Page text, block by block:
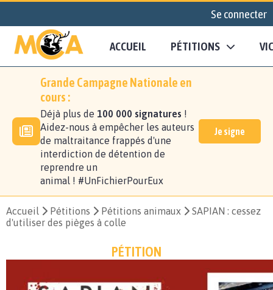
Se connecter
ACCUEIL PÉTITIONS
Grande Campagne Nationale en
cours :
Déjà plus de 100 000 signatures !
Aidez-nous à empêcher les auteurs
de maltraitance frappés d'une
interdiction de détention de
reprendre un
animal ! #UnFichierPourEux
Je signe
Accueil Pétitions Pétitions animaux
SAPIAN : cessez
d'utiliser des pièges à colle
PÉTITION